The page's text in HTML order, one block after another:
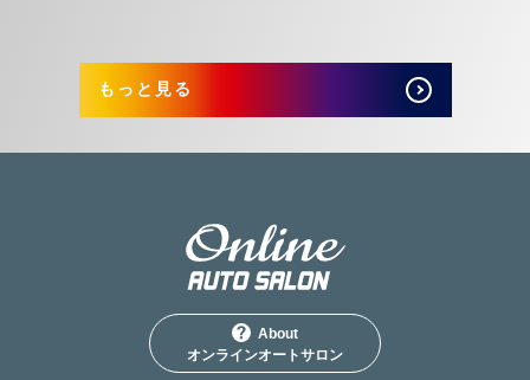
もっと見る
About
オンラインオートサロン